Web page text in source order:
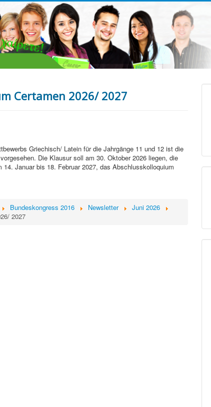
Certamen 2026/ 2027
Griechisch/ Latein für die Jahrgänge 11 und 12 ist die
Die Klausur soll am 30. Oktober 2026 liegen, die
Januar bis 18. Februar 2027, das Abschlusskolloquium
Bundeskongress 2016 Newsletter
Juni 2026
2027